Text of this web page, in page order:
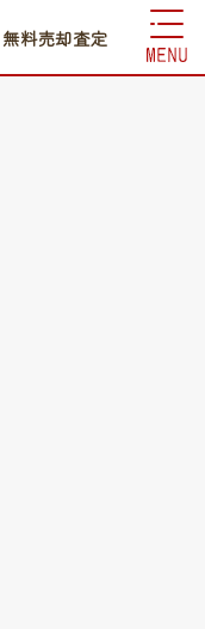
無料売却査定